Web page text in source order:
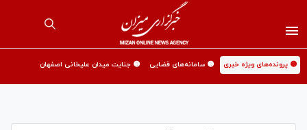
🟡 پرونده‌های ویژه خبری 🟡 سامانه‌های قضایی 🟡 جنایت میدان علیخانی اصفهان